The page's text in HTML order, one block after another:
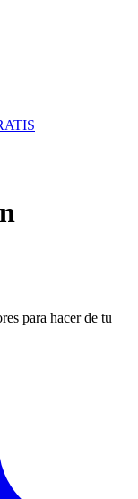
para hacer de tu